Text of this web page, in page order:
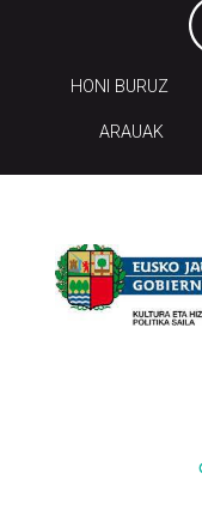
HONI BURUZ
ARAUAK